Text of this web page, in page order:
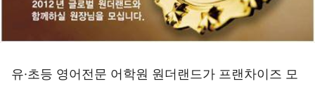
유·초등 영어전문 어학원 원더랜드가 프랜차이즈 모